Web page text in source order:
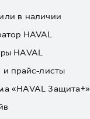
в наличии
HAVAL
HAVAL
и прайс-листы
«HAVAL Защита+»